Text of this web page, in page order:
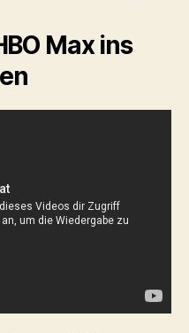
Max ins